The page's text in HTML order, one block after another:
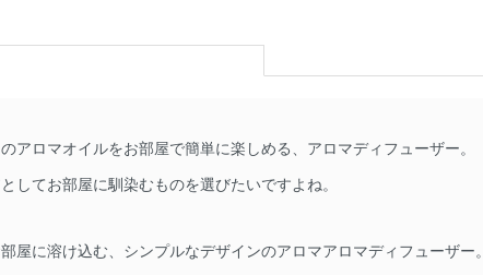
アロマオイルをお部屋で簡単に楽しめる、アロマディフューザー。
してお部屋に馴染むものを選びたいですよね。
屋に溶け込む、シンプルなデザインのアロマアロマディフューザー。